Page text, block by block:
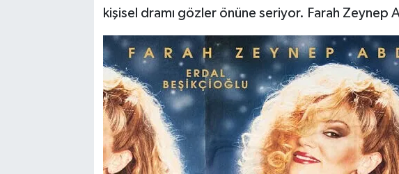
kişisel dramı gözler önüne seriyor. Farah Zeynep